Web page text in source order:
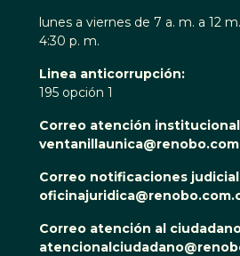
lunes a viernes de 7 a. m. a 12
4:30 p. m.
Linea anticorrupción:
195 opción 1
Correo atención
Correo notificaciones
Correo atención al